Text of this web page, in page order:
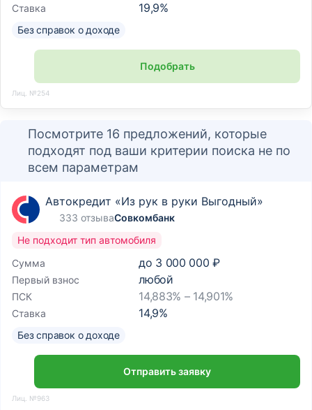
Ставка 19,9%
Без справок о доходе
Подобрать
Лиц. №254
Посмотрите 16 предложений, которые
подходят под ваши критерии поиска не по
всем параметрам
Автокредит «Из рук в руки Выгодный»
333 отзываСовкомбанк
Сумма до 3 000 000 ₽
Первый взнос любой
ПСК 14,883% – 14,901%
Ставка 14,9%
Не подходит тип автомобиля
Без справок о доходе
Отправить заявку
Лиц. №963